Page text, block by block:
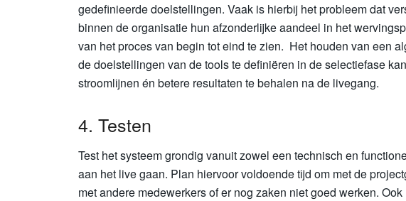
gedefinieerde doelstellingen. Vaak is hierbij het probleem dat
binnen de organisatie hun afzonderlijke aandeel in het
van het proces van begin tot eind te zien. Het houden van een
de doelstellingen van de tools te definiëren in de selectiefase
stroomlijnen én betere resultaten te behalen na de livegang.
4. Testen
Test het systeem grondig vanuit zowel een technisch en
aan het live gaan. Plan hiervoor voldoende tijd om met de
met andere medewerkers of er nog zaken niet goed werken.